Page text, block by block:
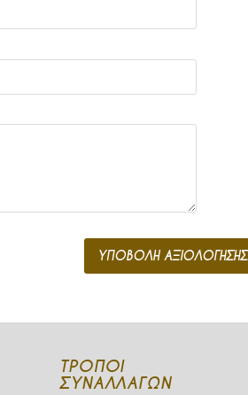
ΥΠΟΒΟΛΗ ΑΞΙΟΛΟΓΗΣΗΣ
ΤΡΌΠΟΙ
ΣΥΝΑΛΛΑΓΏΝ